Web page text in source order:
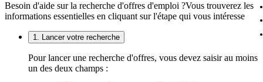
Besoin d'aide sur la recherche d'offres d'emploi ?Vous trouverez les
informations essentielles en cliquant sur l'étape qui vous intéresse
1. Lancer votre recherche
Pour lancer une recherche d'offres, vous devez saisir au moins
un des deux champs :